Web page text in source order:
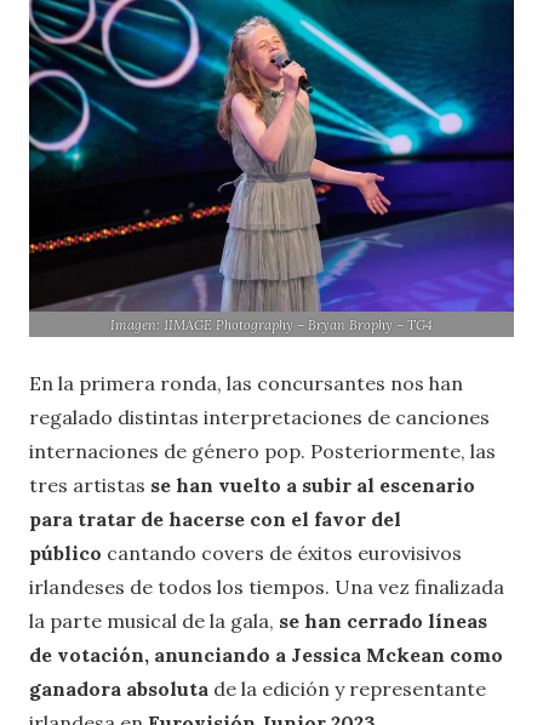
Imagen: 1IMAGE Photography – Bryan Brophy – TG4
En la primera ronda, las concursantes nos han
regalado distintas interpretaciones de canciones
internaciones de género pop. Posteriormente, las
tres artistas se han vuelto a subir al escenario
para tratar de hacerse con el favor del
público cantando covers de éxitos eurovisivos
irlandeses de todos los tiempos. Una vez finalizada
la parte musical de la gala, se han cerrado líneas
de votación, anunciando a Jessica Mckean como
ganadora absoluta de la edición y representante